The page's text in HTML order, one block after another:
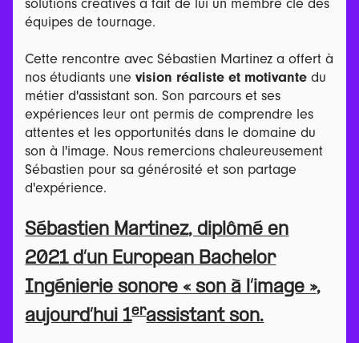
équipes de tournage.
Cette rencontre avec Sébastien Martinez a offert à
nos étudiants unevision réaliste et motivante du
métier d'assistant son. Son parcours et ses
expériences leur ont permis de comprendre les
attentes et les opportunités dans le domaine du
son à l'image. Nous remercions chaleureusement
Sébastien pour sa générosité et son partage
d'expérience.
Sébastien Martinez, diplômé en
2021 d’un European Bachelor
Ingénierie sonore « son à l’image »,
aujourd’hui 1erassistant son.